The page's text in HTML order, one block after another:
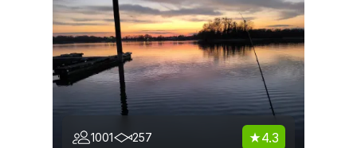
1001 257 4.3